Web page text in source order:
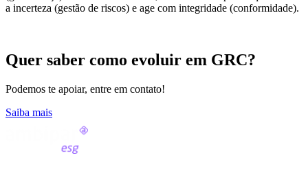
a incerteza (gestão de riscos) e age com integridade (conformidade).
Quer saber como evoluir em GRC?
Podemos te apoiar, entre em contato!
Saiba mais